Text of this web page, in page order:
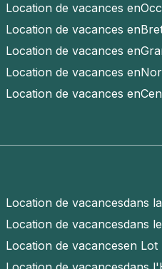
Location de vacances en
Location de vacances en
Location de vacances en
Location de vacances en
Location de vacances en
Location de vacancesdans
Location de vacancesdans
Location de vacancesen Lot